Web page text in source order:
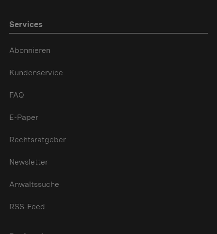
Services
Abonnieren
Kundenservice
FAQ
E-Paper
Rechtsratgeber
Newsletter
Anwaltssuche
RSS-Feed